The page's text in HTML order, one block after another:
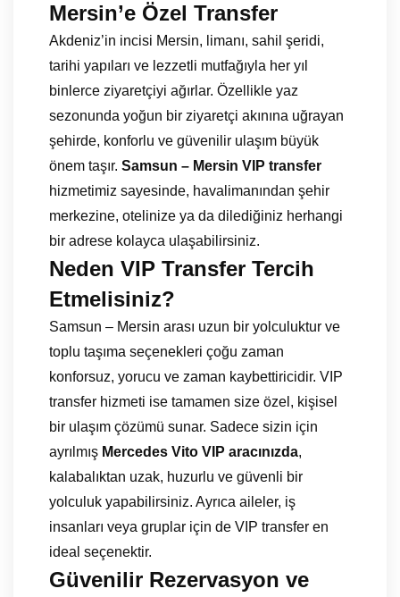
Mersin’e Özel Transfer
Akdeniz’in incisi Mersin, limanı, sahil şeridi,
tarihi yapıları ve lezzetli mutfağıyla her yıl
binlerce ziyaretçiyi ağırlar. Özellikle yaz
sezonunda yoğun bir ziyaretçi akınına uğrayan
şehirde, konforlu ve güvenilir ulaşım büyük
önem taşır. Samsun – Mersin VIP transfer
hizmetimiz sayesinde, havalimanından şehir
merkezine, otelinize ya da dilediğiniz herhangi
bir adrese kolayca ulaşabilirsiniz.
Neden VIP Transfer Tercih
Etmelisiniz?
Samsun – Mersin arası uzun bir yolculuktur ve
toplu taşıma seçenekleri çoğu zaman
konforsuz, yorucu ve zaman kaybettiricidir. VIP
transfer hizmeti ise tamamen size özel, kişisel
bir ulaşım çözümü sunar. Sadece sizin için
ayrılmış Mercedes Vito VIP aracınızda,
kalabalıktan uzak, huzurlu ve güvenli bir
yolculuk yapabilirsiniz. Ayrıca aileler, iş
insanları veya gruplar için de VIP transfer en
ideal seçenektir.
Güvenilir Rezervasyon ve